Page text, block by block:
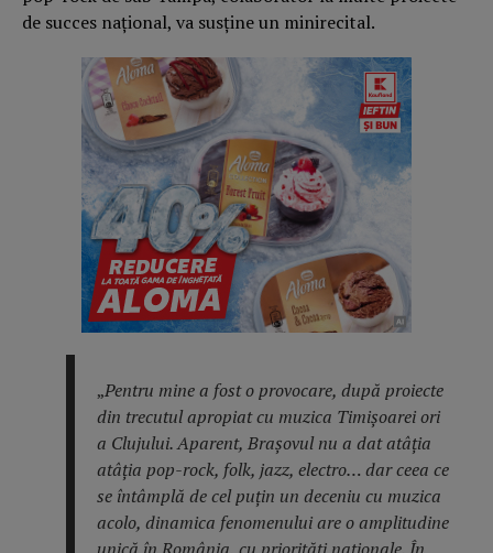
de succes național, va susține un minirecital.
„Pentru mine a fost o provocare, după proiecte
din trecutul apropiat cu muzica Timișoarei ori
a Clujului. Aparent, Brașovul nu a dat atâția
atâția pop-rock, folk, jazz, electro… dar ceea ce
se întâmplă de cel puțin un deceniu cu muzica
acolo, dinamica fenomenului are o amplitudine